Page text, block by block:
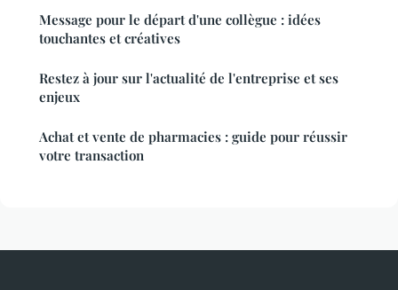
Message pour le départ d'une collègue : idées
touchantes et créatives
Restez à jour sur l'actualité de l'entreprise et ses
enjeux
Achat et vente de pharmacies : guide pour réussir
votre transaction